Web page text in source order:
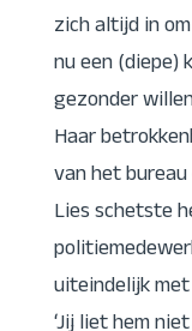
zich altijd in
nu een (diepe)
gezonder
Haar
van het
Lies schetste
uiteindelijk